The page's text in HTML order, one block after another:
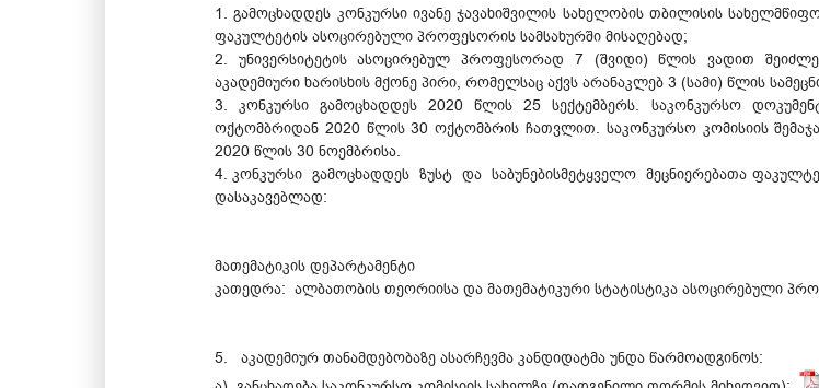
1. გამოცხადდეს კონკურსი ივანე ჯავახიშვილის სახელობის თბილისის
ფაკულტეტის ასოცირებული პროფესორის სამსახურში მისაღებად;
2. უნივერსიტეტის ასოცირებულ პროფესორად 7 (შვიდი) წლის ვადით
აკადემიური ხარისხის მქონე პირი, რომელსაც აქვს არანაკლებ 3 (სამი) წლის
3. კონკურსი გამოცხადდეს 2020 წლის 25 სექტემბერს. საკონკურსო
ოქტომბრიდან 2020 წლის 30 ოქტომბრის ჩათვლით. საკონკურსო კომისიის
2020 წლის 30 ნოემბრისა.
4. კონკურსი გამოცხადდეს ზუსტ და საბუნებისმეტყველო მეცნიერებათა
დასაკავებლად:
მათემატიკის დეპარტამენტი
კათედრა: ალბათობის თეორიისა და მათემატიკური სტატისტიკა ასოცირებული
5. აკადემიურ თანამდებობაზე ასარჩევმა კანდიდატმა უნდა წარმოადგინოს: